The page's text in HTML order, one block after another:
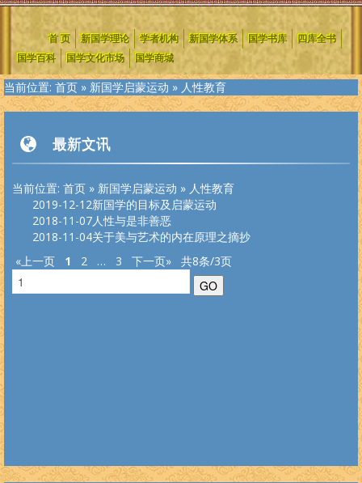
新国学网起始于1999年，2002年更名为新国学网
，是中国最早的两个
国学网站之一，蜚声海内外，被国内外众多媒体、院校和机构(含政府
等)链接和引用，电脑时代日流量高达到一百万。
新国学网是新国学的创建者，是对中国旧腐文化进行变革的大力推行
者，是中国首位且唯一的以自然科学为基础标准审视、梳理和改造传
统文化及其宗教的代表。再造华夏文化标准，重塑华夏民族精神，是
深度范畴远超旧国学/西学的系统性理论，
版权必读
道学入道教人
物
内丹修
炼
外丹阐
幽
养生撷
粹
道家文
化
佛学采
珍
选
学 庸 语
古典小说
现代小说 古典诗词 现代诗歌 外国文学 名家文集
纪实文学 人物传记
侦探小说
文学常识
首 页 新国学理论 学者机构 新国学体系 国学书库
四库全书
国学百科
国学文化市场 国学商城
当前位置: 首页 » 新国学启蒙运动 » 人性教育
最新文讯
当前位置: 首页 » 新国学启蒙运动 » 人性教育
2019-12-12新国学的目标及启蒙运动
2018-11-07人性与是非善恶
2018-11-04关于美与艺术的内在原理之摘抄
«上一页
1 2 … 3 下一页» 共8条/3页